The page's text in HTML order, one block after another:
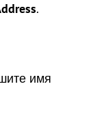
.
имя